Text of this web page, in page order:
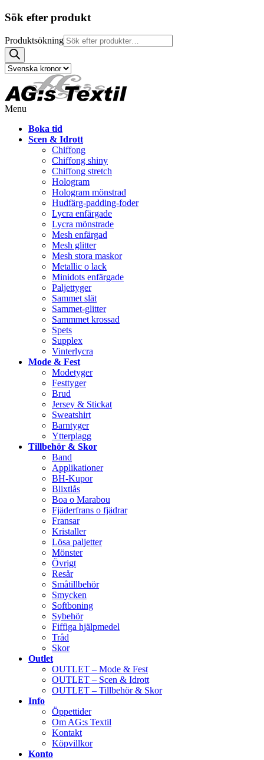
Sök efter produkt
Produktsökning
Menu
Boka tid
Scen & Idrott
Chiffong
Chiffong shiny
Chiffong stretch
Hologram
Hologram mönstrad
Hudfärg-padding-foder
Lycra enfärgade
Lycra mönstrade
Mesh enfärgad
Mesh glitter
Mesh stora maskor
Metallic o lack
Minidots enfärgade
Paljettyger
Sammet slät
Sammet-glitter
Sammmet krossad
Spets
Supplex
Vinterlycra
Mode & Fest
Modetyger
Festtyger
Brud
Jersey & Stickat
Sweatshirt
Barntyger
Ytterplagg
Tillbehör & Skor
Band
Applikationer
BH-Kupor
Blixtlås
Boa o Marabou
Fjäderfrans o fjädrar
Fransar
Kristaller
Lösa paljetter
Mönster
Övrigt
Resår
Småtillbehör
Smycken
Softboning
Sybehör
Fiffiga hjälpmedel
Tråd
Skor
Outlet
OUTLET – Mode & Fest
OUTLET – Scen & Idrott
OUTLET – Tillbehör & Skor
Info
Öppettider
Om AG:s Textil
Kontakt
Köpvillkor
Konto